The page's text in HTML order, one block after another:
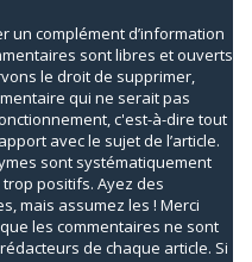
un complément d’information
sont libres et ouverts
le droit de supprimer,
qui ne serait pas
c'est-à-dire tout
avec le sujet de l’article.
sont systématiquement
positifs. Ayez des
mais assumez les ! Merci
les commentaires ne sont
de chaque article. Si